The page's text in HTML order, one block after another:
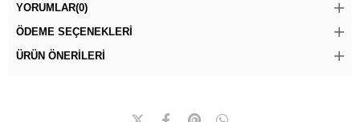
YORUMLAR(0)
ÖDEME SEÇENEKLERI
ÜRÜN ÖNERILERI